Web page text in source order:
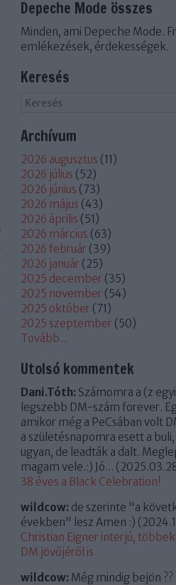
Depeche Mode összes
Minden, ami Depeche Mode.
emlékezések, érdekességek.
Keresés
Archívum
2026 augusztus (11)
2026 július (52)
2026 június (73)
2026 május (43)
2026 április (51)
2026 március (63)
2026 február (39)
2026 január (25)
2025 december (35)
2025 november (54)
2025 október (71)
2025 szeptember (50)
Tovább...
Utolsó kommentek
Dani.Tóth: Számomra a (z
legszebb DM-szám forever.
amikor még a PeCsában volt
a születésnapomra esett a
ugyan, de leadták a dalt.
magam vele.:) Jó... (
38 éves a Black Celebration!
wildcow: de szerinte "a
években" lesz Amen :) (
Christian Eigner interjú,
DM jövőjéről is
wildcow: Még mindig bejön ??